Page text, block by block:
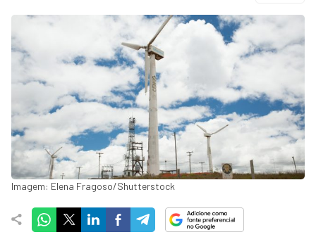
Imagem: Elena Fragoso/Shutterstock